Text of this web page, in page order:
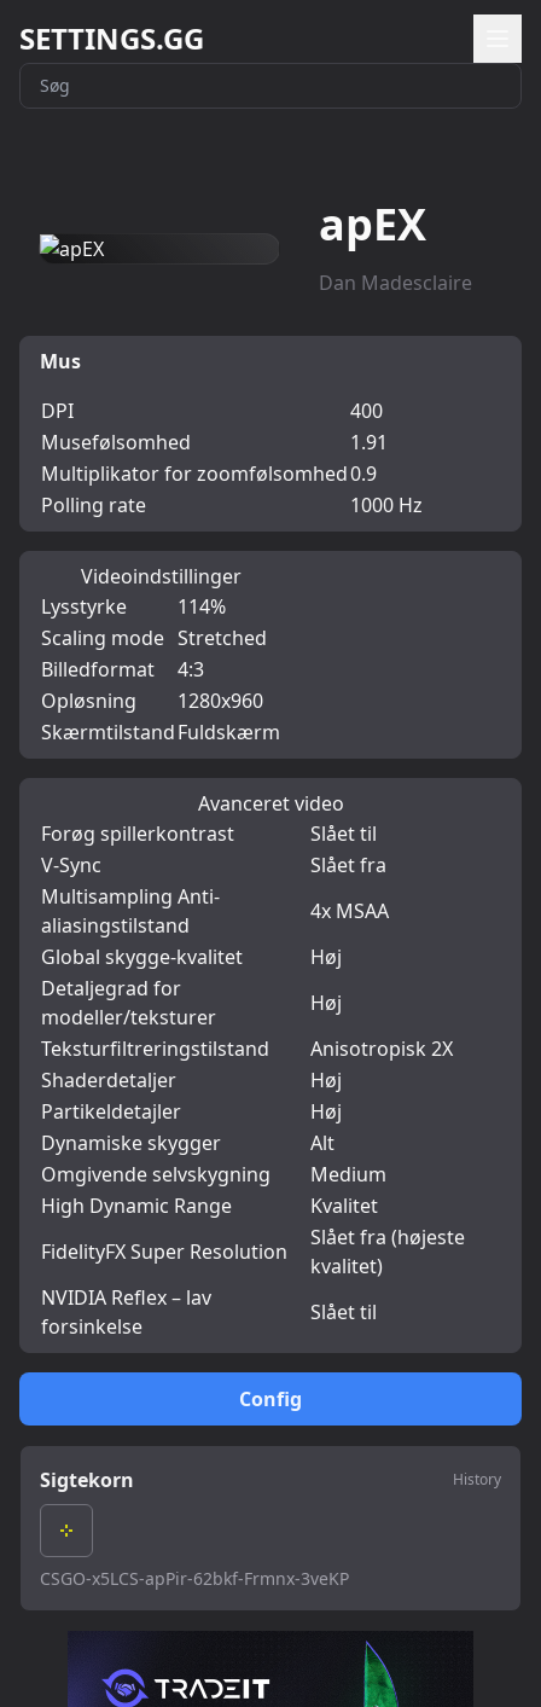
SETTINGS.GG
apEX
Dan Madesclaire
Config
Sigtekorn History
CSGO-x5LCS-apPir-62bkf-Frmnx-3veKP
Mus
DPI
400
Musefølsomhed
1.91
Multiplikator for zoomfølsomhed0.9
Polling rate
1000 Hz
Videoindstillinger
Lysstyrke
114%
Scaling mode Stretched
Billedformat
4:3
Opløsning
1280x960
SkærmtilstandFuldskærm
Avanceret video
Forøg spillerkontrast
Slået til
V-Sync
Slået fra
Multisampling Anti-
aliasingstilstand
4x MSAA
Global skygge-kvalitet
Høj
Detaljegrad for
modeller/teksturer
Høj
Teksturfiltreringstilstand
Anisotropisk 2X
Shaderdetaljer
Høj
Partikeldetajler
Høj
Dynamiske skygger
Alt
Omgivende selvskygning
Medium
High Dynamic Range
Kvalitet
FidelityFX Super Resolution
Slået fra (højeste
kvalitet)
NVIDIA Reflex – lav
forsinkelse
Slået til